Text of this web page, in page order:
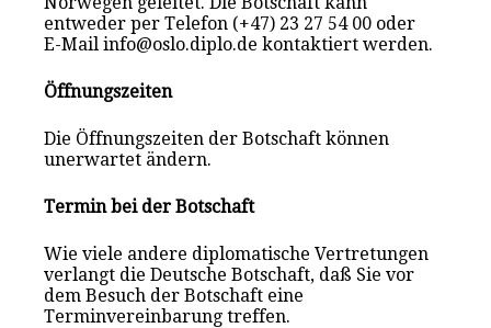
entweder per Telefon (+47) 23 27 54 00 oder
E-Mail info@oslo.diplo.de kontaktiert werden.
Öffnungszeiten
Die Öffnungszeiten der Botschaft können
unerwartet ändern.
Termin bei der Botschaft
Wie viele andere diplomatische Vertretungen
verlangt die Deutsche Botschaft, daß Sie vor
dem Besuch der Botschaft eine
Terminvereinbarung treffen.